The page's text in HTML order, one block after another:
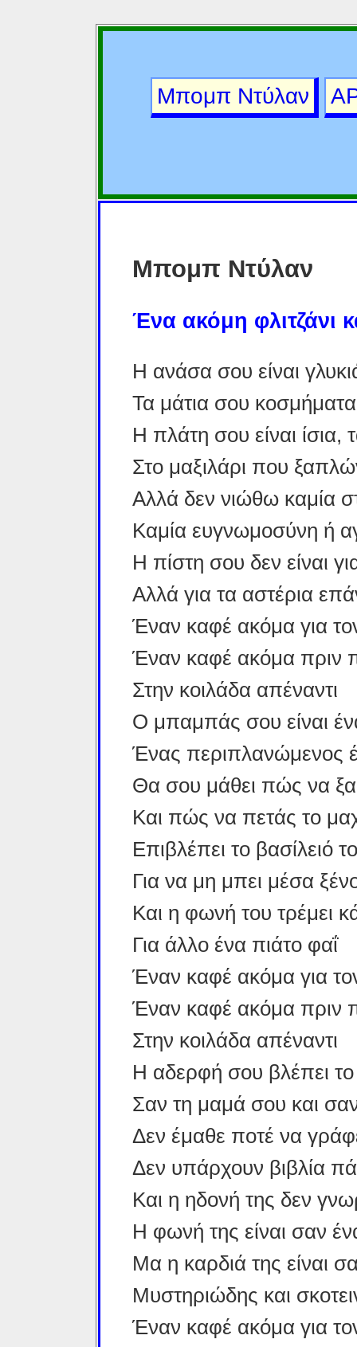
Μπομπ Ντύλαν
Μπομπ Ντύλαν
Ένα ακόμη φλιτζάνι
Η ανάσα σου είναι
Τα μάτια σου
Η πλάτη σου είναι
Στο μαξιλάρι που
Αλλά δεν νιώθω καμία
Καμία ευγνωμοσύνη ή
Η πίστη σου δεν είναι
Αλλά για τα αστέρια
Έναν καφέ ακόμα για
Έναν καφέ ακόμα πριν
Στην κοιλάδα απέναντι
O μπαμπάς σου είναι
Ένας περιπλανώμενος
Θα σου μάθει πώς να
Και πώς να πετάς το
Επιβλέπει το βασίλειό
Για να μη μπει μέσα
Και η φωνή του τρέμει
Για άλλο ένα πιάτο φαΐ
Έναν καφέ ακόμα για
Έναν καφέ ακόμα πριν
Στην κοιλάδα απέναντι
Η αδερφή σου βλέπει
Σαν τη μαμά σου και
Δεν έμαθε ποτέ να
Δεν υπάρχουν βιβλία
Και η ηδονή της δεν
Η φωνή της είναι σαν
Μα η καρδιά της είναι
Μυστηριώδης και
Έναν καφέ ακόμα για